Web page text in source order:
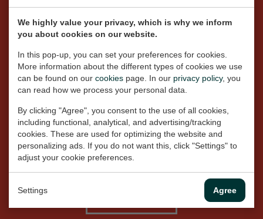
We highly value your privacy, which is why we inform
you about cookies on our website.
In this pop-up, you can set your preferences for cookies.
More information about the different types of cookies we use
can be found on our cookies page. In our privacy policy, you
can read how we process your personal data.
By clicking "Agree", you consent to the use of all cookies,
including functional, analytical, and advertising/tracking
cookies. These are used for optimizing the website and
personalizing ads. If you do not want this, click "Settings" to
adjust your cookie preferences.
Settings Agree
Deutsch
Français
Polski
Ελληνικά
Svenska
Dansk
Norsk
För frågor, en målning som du
vill ha gjord själv, eller ett
specifikt foto som du vill ha
målat, vänligen ring eller
att höra från dig!